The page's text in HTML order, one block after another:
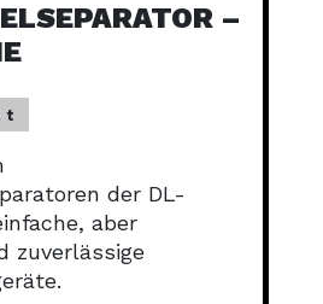
–
t
der DL-
aber
zuverlässige